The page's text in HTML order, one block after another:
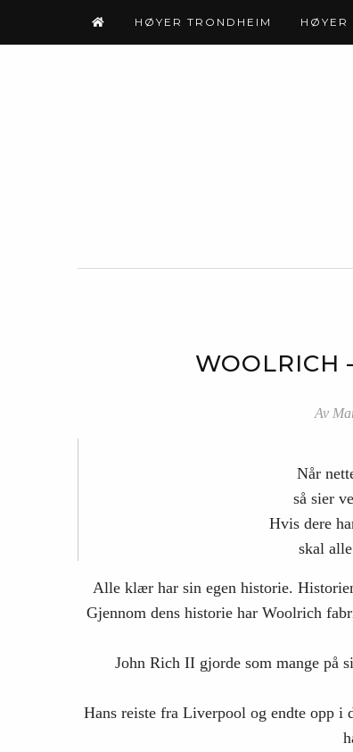
HØYER TRONDHEIM HØYER
WOOLRICH
Av
Når
så sier
Hvis dere
skal
Alle klær har sin egen historie.
Gjennom dens historie har Woolrich
John Rich II gjorde som mange på
Hans reiste fra Liverpool og endte opp i